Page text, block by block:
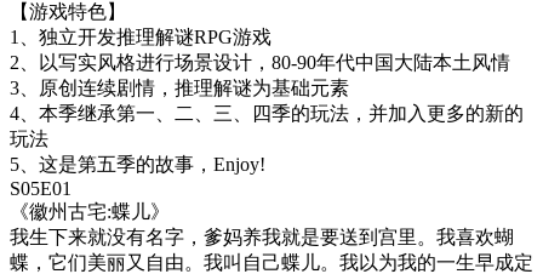
【游戏特色】
1、独立开发推理解谜RPG游戏
2、以写实风格进行场景设计，80-90年代中国大陆本土风情
3、原创连续剧情，推理解谜为基础元素
4、本季继承第一、二、三、四季的玩法，并加入更多的新的
玩法
5、这是第五季的故事，Enjoy!
S05E01
《徽州古宅:蝶儿》
我生下来就没有名字，爹妈养我就是要送到宫里。我喜欢蝴
蝶，它们美丽又自由。我叫自己蝶儿。我以为我的一生早成定